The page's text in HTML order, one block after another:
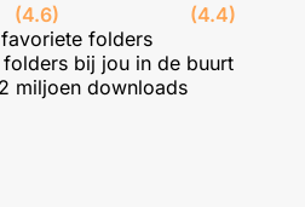
(4.6)
(4.4)
folders
bij jou in de buurt
miljoen downloads